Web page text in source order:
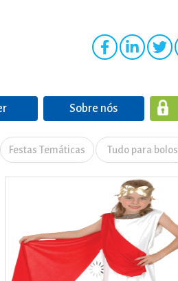
Sobre nós
Festas Temáticas Tudo para bolos